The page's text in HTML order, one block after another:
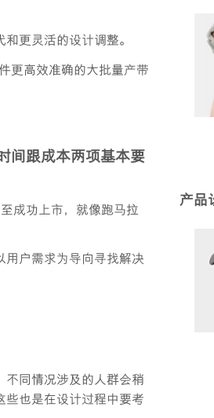
更灵活的设计调整。
更高效准确的大批量产带
间跟成本两项基本要
成功上市，就像跑马拉
用户需求为导向寻找解决
不同情况涉及的人群会稍
些也是在设计过程中要考
产品